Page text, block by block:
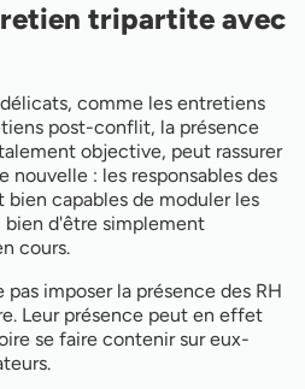
tripartite avec
comme les entretiens
post-conflit, la présence
objective, peut rassurer
nouvelle : les responsables des
bien capables de moduler les
bien d'être simplement
cours.
imposer la présence des RH
Leur présence peut en effet
se faire contenir sur eux-